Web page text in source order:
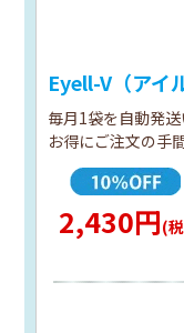
Eyell-V（アイ
毎月1袋を自動発送
お得にご注文の手
2,430円(税